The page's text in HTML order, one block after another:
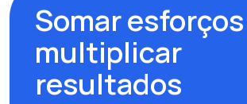
Somar
multiplicar
resultados